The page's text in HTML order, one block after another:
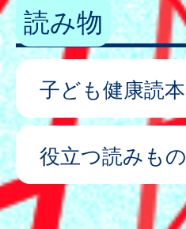
読み物
子ども健康読本
役立つ読みもの